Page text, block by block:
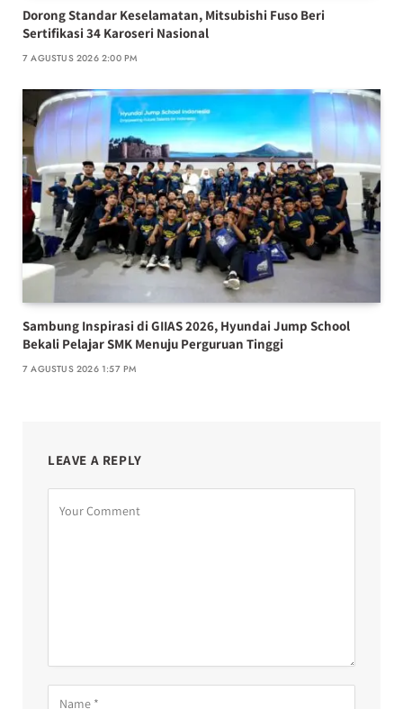
Dorong Standar Keselamatan, Mitsubishi Fuso Beri
Sertifikasi 34 Karoseri Nasional
7 AGUSTUS 2026 2:00 PM
Sambung Inspirasi di GIIAS 2026, Hyundai Jump School
Bekali Pelajar SMK Menuju Perguruan Tinggi
7 AGUSTUS 2026 1:57 PM
LEAVE A REPLY